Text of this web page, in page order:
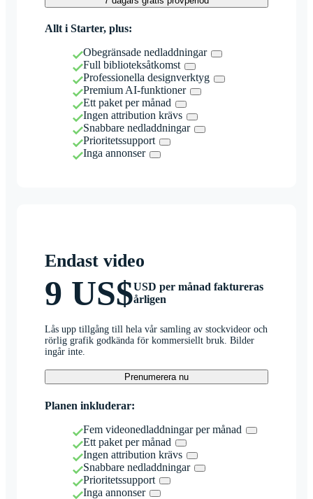
Allt i Starter, plus:
Obegränsade nedladdningar
Full biblioteksåtkomst
Professionella designverktyg
Premium AI-funktioner
Ett paket per månad
Ingen attribution krävs
Snabbare nedladdningar
Prioritetssupport
Inga annonser
Endast video
9 US$USD per månad faktureras
årligen
Lås upp tillgång till hela vår samling av stockvideor och
rörlig grafik godkända för kommersiellt bruk. Bilder
ingår inte.
Prenumerera nu
Planen inkluderar:
Fem videonedladdningar per månad
Ett paket per månad
Ingen attribution krävs
Snabbare nedladdningar
Prioritetssupport
Inga annonser